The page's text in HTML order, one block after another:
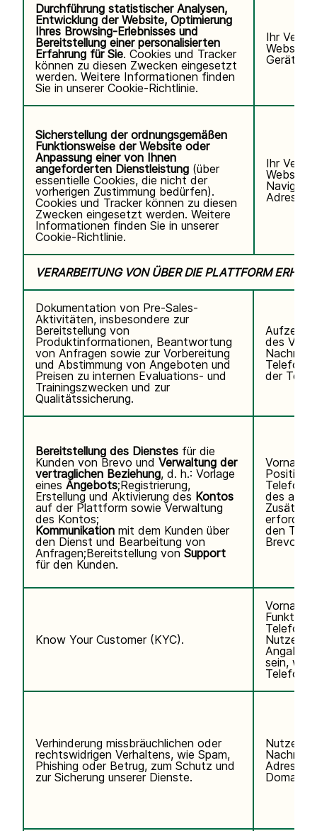
Durchführung statistischer Analysen,
Entwicklung der Website, Optimierung
Ihres Browsing-Erlebnisses und
Bereitstellung einer personalisierten
Erfahrung für Sie. Cookies und Tracker
können zu diesen Zwecken eingesetzt
werden. Weitere Informationen finden
Sie in unserer Cookie-Richtlinie.
Ihr
Website,
Gerät/
Sicherstellung der ordnungsgemäßen
Funktionsweise der Website oder
Anpassung einer von Ihnen
angeforderten Dienstleistung (über
essentielle Cookies, die nicht der
vorherigen Zustimmung bedürfen).
Cookies und Tracker können zu diesen
Zwecken eingesetzt werden. Weitere
Informationen finden Sie in unserer
Cookie-Richtlinie.
Ihr
Website
Adresse,
VERARBEITUNG VON ÜBER DIE PLATTFORM
Dokumentation von Pre-Sales-
Aktivitäten, insbesondere zur
Bereitstellung von
Produktinformationen, Beantwortung
von Anfragen sowie zur Vorbereitung
und Abstimmung von Angeboten und
Preisen zu internen Evaluations- und
Trainingszwecken und zur
Qualitätssicherung.
des
der
Bereitstellung des Dienstes für die
Kunden von Brevo und Verwaltung der
vertraglichen Beziehung, d. h.: Vorlage
eines Angebots;Registrierung,
Erstellung und Aktivierung des Kontos
auf der Plattform sowie Verwaltung
des Kontos;
Kommunikation mit dem Kunden über
den Dienst und Bearbeitung von
Anfragen;Bereitstellung von Support
für den Kunden.
Position,
des
den
Brevo
Know Your Customer (KYC).
Angaben
sein,
Verhinderung missbräuchlichen oder
rechtswidrigen Verhaltens, wie Spam,
Phishing oder Betrug, zum Schutz und
zur Sicherung unserer Dienste.
Adresse,
Domain